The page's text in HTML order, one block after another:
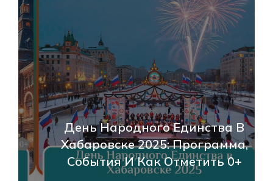
День Народного Единства В
Хабаровске 2025: Программа,
События И Как Отметить 0+